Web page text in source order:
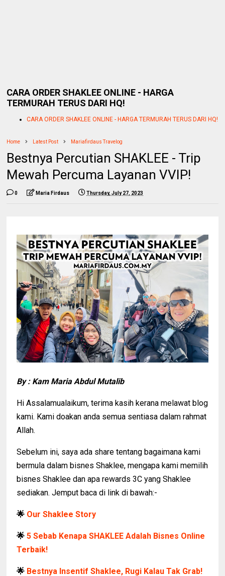
CARA ORDER SHAKLEE ONLINE - HARGA
TERMURAH TERUS DARI HQ!
CARA ORDER SHAKLEE ONLINE - HARGA TERMURAH TERUS DARI HQ!
Home Latest Post Mariafirdaus Travelog
Bestnya Percutian SHAKLEE - Trip
Mewah Percuma Layanan VVIP!
0 Maria Firdaus Thursday, July 27, 2023
By : Kam Maria Abdul Mutalib
Hi Assalamualaikum, terima kasih kerana melawat blog
kami. Kami doakan anda semua sentiasa dalam rahmat
Allah.
Sebelum ini, saya ada share tentang bagaimana kami
bermula dalam bisnes Shaklee, mengapa kami memilih
bisnes Shaklee dan apa rewards 3C yang Shaklee
sediakan. Jemput baca di link di bawah:-
🌟 Our Shaklee Story
🌟5 Sebab Kenapa SHAKLEE Adalah Bisnes Online
Terbaik!
🌟 Bestnya Insentif Shaklee, Rugi Kalau Tak Grab!